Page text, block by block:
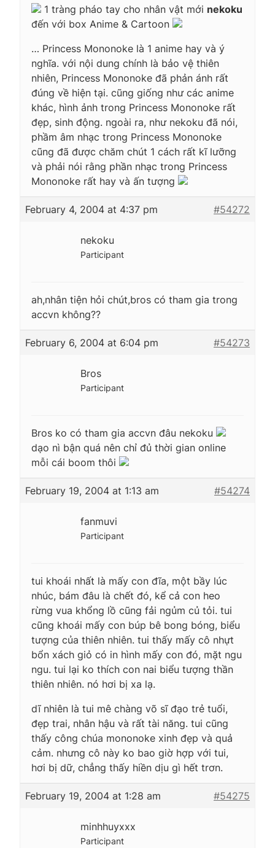
1 tràng pháo tay cho nhân vật mới nekoku
đến với box Anime & Cartoon
… Princess Mononoke là 1 anime hay và ý
nghĩa. với nội dung chính là bảo vệ thiên
nhiên, Princess Mononoke đã phản ánh rất
đúng về hiện tại. cũng giống như các anime
khác, hình ảnh trong Princess Mononoke rất
đẹp, sinh động. ngoài ra, như nekoku đã nói,
phầm âm nhạc trong Princess Mononoke
cũng đã được chăm chút 1 cách rất kĩ lưỡng
và phải nói rằng phần nhạc trong Princess
Mononoke rất hay và ấn tượng
February 4, 2004 at 4:37 pm #54272
nekoku
Participant
ah,nhân tiện hỏi chút,bros có tham gia trong
accvn không??
February 6, 2004 at 6:04 pm #54273
Bros
Participant
Bros ko có tham gia accvn đâu nekoku
dạo nì bận quá nên chỉ đủ thời gian online
mỗi cái boom thôi
February 19, 2004 at 1:13 am #54274
fanmuvi
Participant
tui khoái nhất là mấy con đĩa, một bầy lúc
nhúc, bám đâu là chết đó, kể cả con heo
rừng vua khổng lồ cũng fải ngủm củ tỏi. tui
cũng khoái mấy con búp bê bong bóng, biểu
tượng của thiên nhiên. tui thấy mấy cô nhựt
bổn xách giỏ có in hình mấy con đó, mặt ngu
ngu. tui lại ko thích con nai biểu tượng thần
thiên nhiên. nó hơi bị xa lạ.
dĩ nhiên là tui mê chàng võ sĩ đạo trẻ tuổi,
đẹp trai, nhân hậu và rất tài năng. tui cũng
thấy công chúa mononoke xinh đẹp và quả
cảm. nhưng cô này ko bao giờ hợp với tui,
hơi bị dữ, chẳng thấy hiền dịu gì hết trơn.
February 19, 2004 at 1:28 am #54275
minhhuyxxx
Participant